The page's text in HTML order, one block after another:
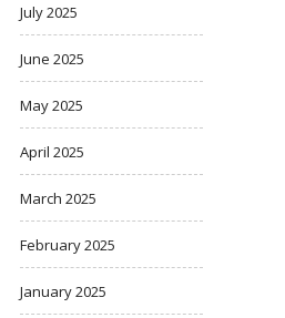
July 2025
June 2025
May 2025
April 2025
March 2025
February 2025
January 2025